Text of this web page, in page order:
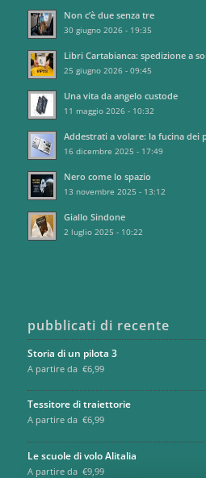
Non c’è due senza tre
30 giugno 2026 - 19:35
Libri Cartabianca: spedizione a
25 giugno 2026 - 09:45
Una vita da angelo custode
11 maggio 2026 - 10:32
Addestrati a volare: la fucina dei
16 dicembre 2025 - 17:49
Nero come lo spazio
13 novembre 2025 - 13:12
Giallo Sindone
2 luglio 2025 - 10:22
pubblicati di recente
Storia di un pilota 3
A partire da €6,99
Tessitore di traiettorie
A partire da €6,99
Le scuole di volo Alitalia
A partire da €9,99